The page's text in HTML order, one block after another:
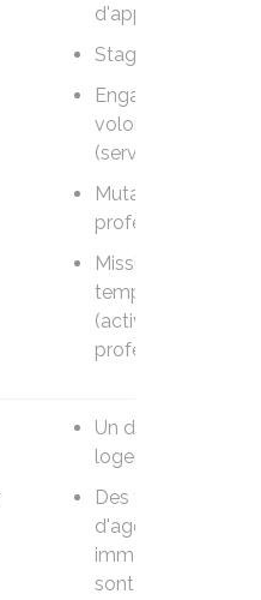
d'apprentissage
Stage
Engagement
volontaire
(service civique)
Mutation
professionnelle
Mission
temporaire
(activité
professionnelle)
Un dossier par
logement
Des frais
d'agence
immobilière
sont à partager